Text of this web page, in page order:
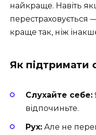
найкраще. Навіть
перестраховується
краще так, ніж
Як підтримати
Слухайте себе:
відпочиньте.
Рух: Але не